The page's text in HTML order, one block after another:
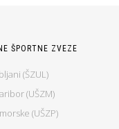
ŠPORTNE ZVEZE
(ŠZUL)
(UŠZM)
(UŠZP)